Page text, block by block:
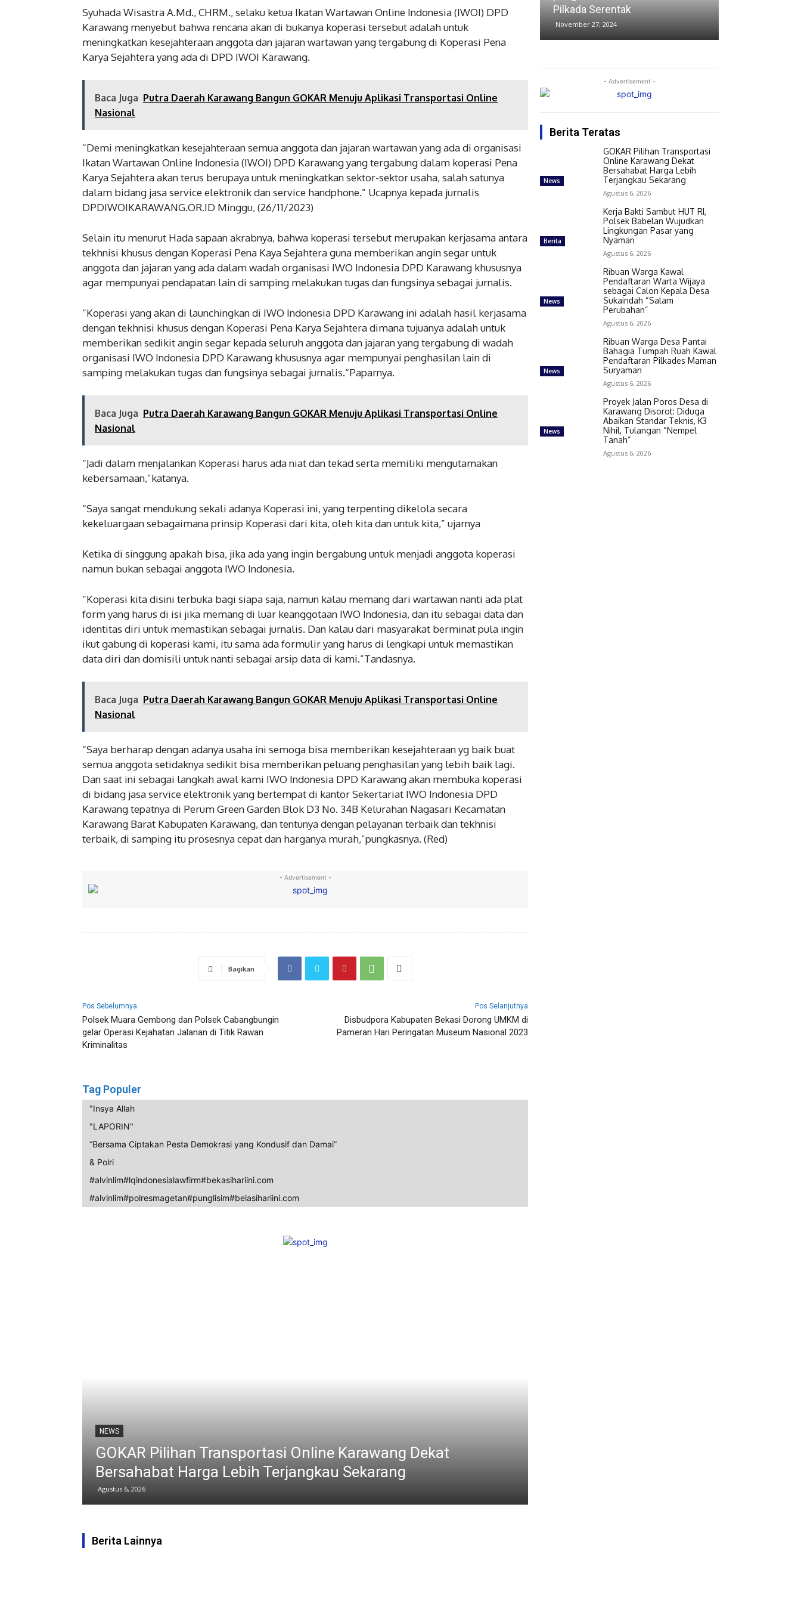
Syuhada Wisastra A.Md., CHRM., selaku ketua Ikatan Wartawan Online Indonesia (IWOI) DPD
Karawang menyebut bahwa rencana akan di bukanya koperasi tersebut adalah untuk
meningkatkan kesejahteraan anggota dan jajaran wartawan yang tergabung di Koperasi Pena
Karya Sejahtera yang ada di DPD IWOI Karawang.
Baca Juga Putra Daerah Karawang Bangun GOKAR Menuju Aplikasi Transportasi Online
Nasional
“Demi meningkatkan kesejahteraan semua anggota dan jajaran wartawan yang ada di organisasi
Ikatan Wartawan Online Indonesia (IWOI) DPD Karawang yang tergabung dalam koperasi Pena
Karya Sejahtera akan terus berupaya untuk meningkatkan sektor-sektor usaha, salah satunya
dalam bidang jasa service elektronik dan service handphone.” Ucapnya kepada jurnalis
DPDIWOIKARAWANG.OR.ID Minggu, (26/11/2023)
Selain itu menurut Hada sapaan akrabnya, bahwa koperasi tersebut merupakan kerjasama antara
tekhnisi khusus dengan Koperasi Pena Kaya Sejahtera guna memberikan angin segar untuk
anggota dan jajaran yang ada dalam wadah organisasi IWO Indonesia DPD Karawang khususnya
agar mempunyai pendapatan lain di samping melakukan tugas dan fungsinya sebagai jurnalis.
“Koperasi yang akan di launchingkan di IWO Indonesia DPD Karawang ini adalah hasil kerjasama
dengan tekhnisi khusus dengan Koperasi Pena Karya Sejahtera dimana tujuanya adalah untuk
memberikan sedikit angin segar kepada seluruh anggota dan jajaran yang tergabung di wadah
organisasi IWO Indonesia DPD Karawang khususnya agar mempunyai penghasilan lain di
samping melakukan tugas dan fungsinya sebagai jurnalis.“Paparnya.
Baca Juga Putra Daerah Karawang Bangun GOKAR Menuju Aplikasi Transportasi Online
Nasional
“Jadi dalam menjalankan Koperasi harus ada niat dan tekad serta memiliki mengutamakan
kebersamaan,”katanya.
“Saya sangat mendukung sekali adanya Koperasi ini, yang terpenting dikelola secara
kekeluargaan sebagaimana prinsip Koperasi dari kita, oleh kita dan untuk kita,” ujarnya
Ketika di singgung apakah bisa, jika ada yang ingin bergabung untuk menjadi anggota koperasi
namun bukan sebagai anggota IWO Indonesia.
“Koperasi kita disini terbuka bagi siapa saja, namun kalau memang dari wartawan nanti ada plat
form yang harus di isi jika memang di luar keanggotaan IWO Indonesia, dan itu sebagai data dan
identitas diri untuk memastikan sebagai jurnalis. Dan kalau dari masyarakat berminat pula ingin
ikut gabung di koperasi kami, itu sama ada formulir yang harus di lengkapi untuk memastikan
data diri dan domisili untuk nanti sebagai arsip data di kami.”Tandasnya.
Baca Juga Putra Daerah Karawang Bangun GOKAR Menuju Aplikasi Transportasi Online
Nasional
“Saya berharap dengan adanya usaha ini semoga bisa memberikan kesejahteraan yg baik buat
semua anggota setidaknya sedikit bisa memberikan peluang penghasilan yang lebih baik lagi.
Dan saat ini sebagai langkah awal kami IWO Indonesia DPD Karawang akan membuka koperasi
di bidang jasa service elektronik yang bertempat di kantor Sekertariat IWO Indonesia DPD
Karawang tepatnya di Perum Green Garden Blok D3 No. 34B Kelurahan Nagasari Kecamatan
Karawang Barat Kabupaten Karawang, dan tentunya dengan pelayanan terbaik dan tekhnisi
terbaik, di samping itu prosesnya cepat dan harganya murah,”pungkasnya. (Red)
- Advertisement -
Bagikan
Pos Sebelumnya
Polsek Muara Gembong dan Polsek Cabangbungin
gelar Operasi Kejahatan Jalanan di Titik Rawan
Kriminalitas
Pos Selanjutnya
Disbudpora Kabupaten Bekasi Dorong UMKM di
Pameran Hari Peringatan Museum Nasional 2023
Tag Populer
"Insya Allah
"LAPORIN"
“Bersama Ciptakan Pesta Demokrasi yang Kondusif dan Damai”
& Polri
#alvinlim#lqindonesialawfirm#bekasihariini.com
#alvinlim#polresmagetan#punglisim#belasihariini.com
Kerja Bakti Sambut HUT RI, Polsek Babelan Wujudkan
Lingkungan Pasar yang Nyaman
Berita Lainnya
kotak surat suara Pilkada
November 28, 2024
Pilkada Serentak
November 27, 2024
beredar di medsos
November 26, 2024
- Advertisement -
Berita Teratas
News
GOKAR Pilihan Transportasi
Online Karawang Dekat
Bersahabat Harga Lebih
Terjangkau Sekarang
Agustus 6, 2026
Berita
Kerja Bakti Sambut HUT RI,
Polsek Babelan Wujudkan
Lingkungan Pasar yang
Nyaman
Agustus 6, 2026
News
Ribuan Warga Kawal
Pendaftaran Warta Wijaya
sebagai Calon Kepala Desa
Sukaindah “Salam
Perubahan”
Agustus 6, 2026
News
Ribuan Warga Desa Pantai
Bahagia Tumpah Ruah Kawal
Pendaftaran Pilkades Maman
Suryaman
Agustus 6, 2026
News
Proyek Jalan Poros Desa di
Karawang Disorot: Diduga
Abaikan Standar Teknis, K3
Nihil, Tulangan “Nempel
Tanah”
Agustus 6, 2026